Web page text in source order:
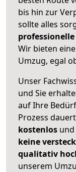
bis hin zur
sollte alles
Wir bieten
Umzug, egal
Unser
und Sie
auf Ihre
Prozess
kostenlos und
keine
qualitativ
unserem